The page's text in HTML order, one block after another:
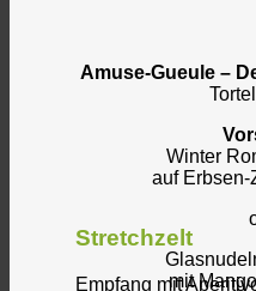
Stretchzelt
Empfang mit
Amuse-Gueule –
Winter
auf Erbsen-
mit